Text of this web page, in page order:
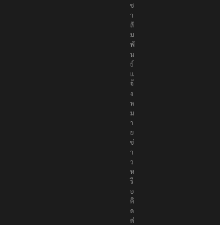
ช
า
สั
ม
พั
น
ธ์
แ
จ้
ง
ห
ม
า
ย
ข่
า
ว
ห
รื
อ
ติ
ด
ต่